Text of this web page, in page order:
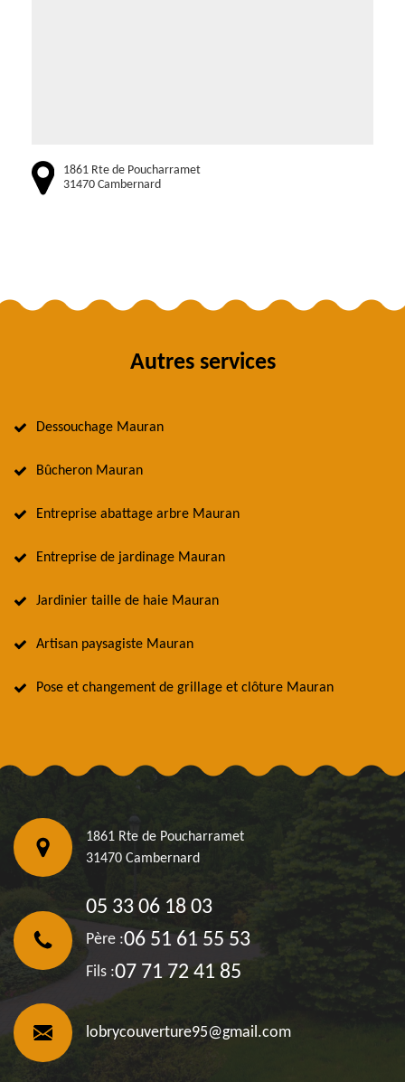
1861 Rte de Poucharramet
31470 Cambernard
Autres services
Dessouchage Mauran
Bûcheron Mauran
Entreprise abattage arbre Mauran
Entreprise de jardinage Mauran
Jardinier taille de haie Mauran
Artisan paysagiste Mauran
Pose et changement de grillage et clôture Mauran
1861 Rte de Poucharramet
31470 Cambernard
05 33 06 18 03
Père :06 51 61 55 53
Fils :07 71 72 41 85
lobrycouverture95@gmail.com